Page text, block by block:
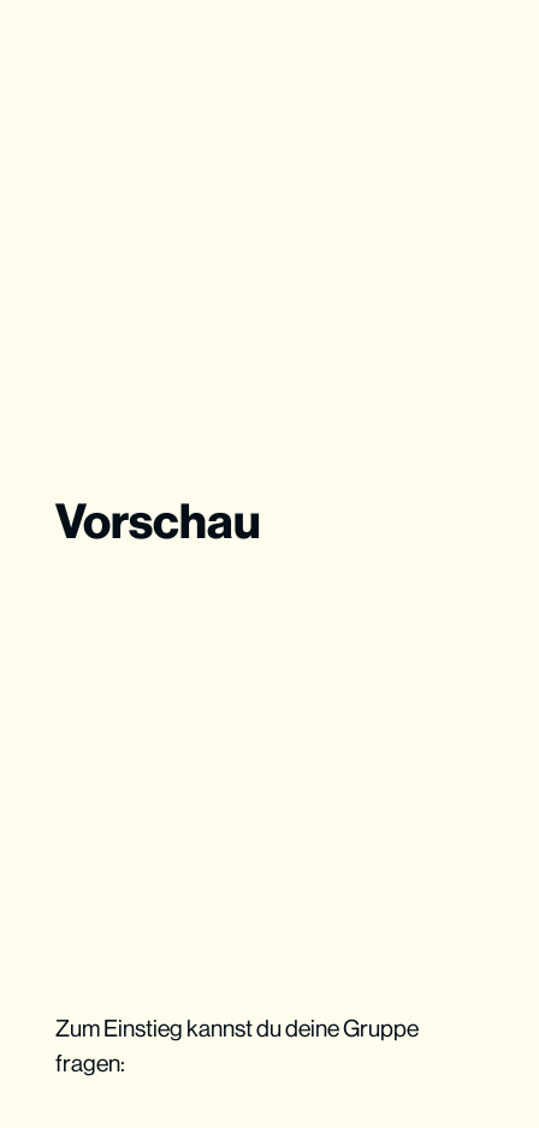
Vorschau
Zum Einstieg kannst du deine Gruppe
fragen: